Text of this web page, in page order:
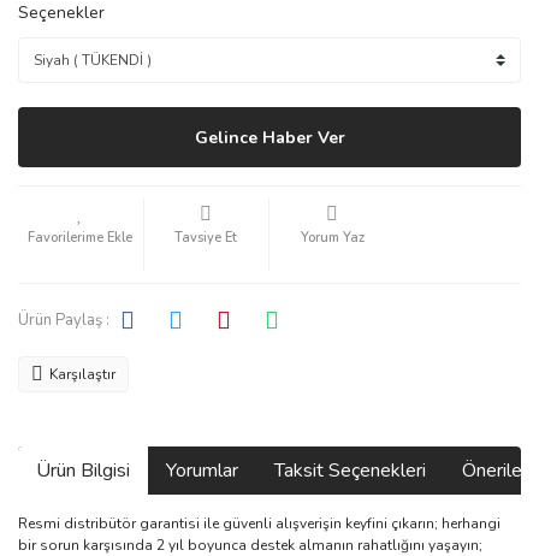
Seçenekler
Gelince Haber Ver
Tavsiye Et Yorum Yaz
Ürün Paylaş :
Karşılaştır
Ürün Bilgisi Yorumlar Taksit Seçenekleri
Resmi distribütör garantisi ile güvenli alışverişin keyfini çıkarın; herhangi
bir sorun karşısında 2 yıl boyunca destek almanın rahatlığını yaşayın;